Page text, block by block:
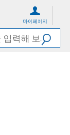
마이페이지